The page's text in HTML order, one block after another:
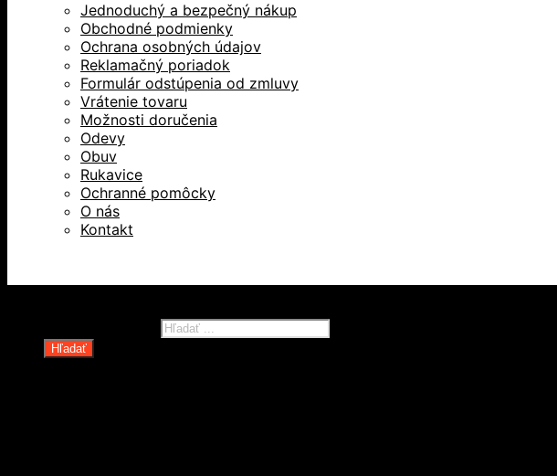
Jednoduchý a bezpečný nákup
Obchodné podmienky
Ochrana osobných údajov
Reklamačný poriadok
Formulár odstúpenia od zmluvy
Vrátenie tovaru
Možnosti doručenia
Odevy
Obuv
Rukavice
Ochranné pomôcky
O nás
Kontakt
Hľadať